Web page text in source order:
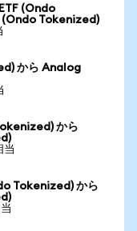
(Ondo
Tokenized)
から Analog
から
当
Tokenized) から